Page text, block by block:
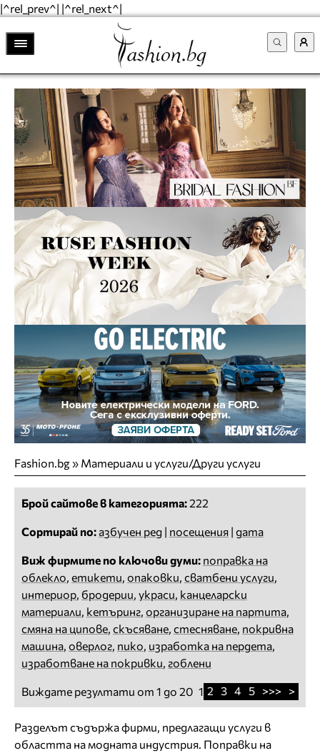
|^rel_prev^| |^rel_next^|
Fashion.bg» Материали и услуги/Други услуги
Брой сайтове в категорията:222
Сортирай по: азбучен ред | посещения | дата
Виж фирмите по ключови думи: поправка на
облекло, етикети, опаковки, сватбени услуги,
интериор, бродерии, украси, канцеларски
материали, кетъринг, организиране на партита,
смяна на ципове, скъсяване, стесняване, покривна
машина, оверлог, пико, изработка на пердета,
изработване на покривки, гоблени
Виждате резултати от 1 до 20 1 2 3 4 5 >>> >
Разделът съдържа фирми, предлагащи услуги в
областта на модната индустрия. Поправки на